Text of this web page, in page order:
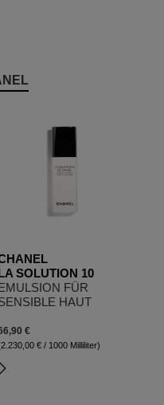
SOLUTION 10
FÜR
HAUT
€
€ / 1000 Milliliter)